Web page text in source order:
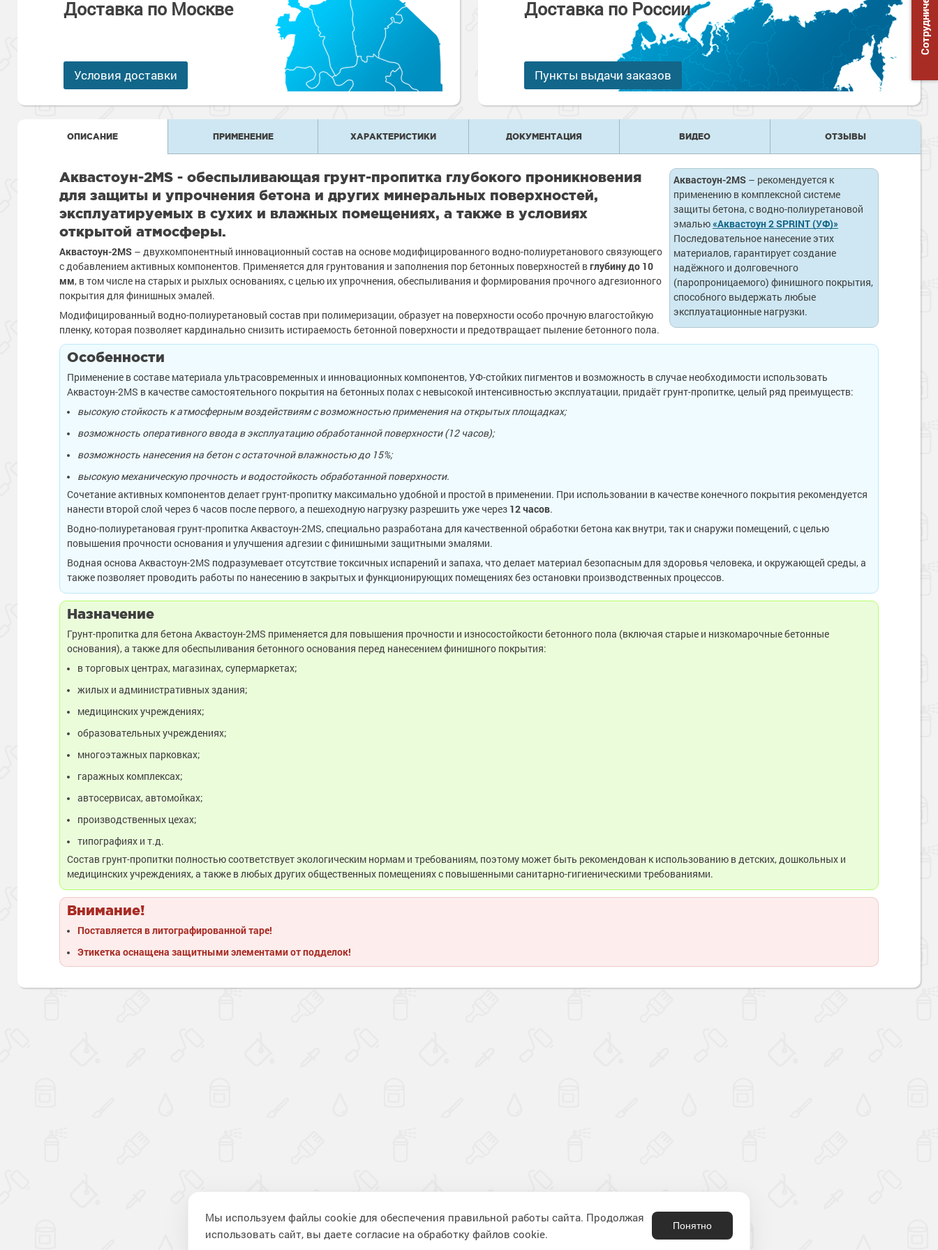
Сопутствующие товары
Промышленные
металлоконструкции
Промышленное оборудование
Промышленные ремонтные
Алюминиевые краски
Сопутствующие товары
Морозостойкие краски для
бетонных полов
Морозостойкие краски для
Морозостойкие краски для
фасада
Доставка по Москве
Условия доставки
Доставка по России
Пункты выдачи заказов
ОПИСАНИЕ ПРИМЕНЕНИЕ ХАРАКТЕРИСТИКИ ДОКУМЕНТАЦИЯ ВИДЕО ОТЗЫВЫ
Аквастоун-2MS – рекомендуется к
применению в комплексной системе
защиты бетона, с водно-полиуретановой
эмалью «Аквастоун 2 SPRINT (УФ)»
Последовательное нанесение этих
материалов, гарантирует создание
надёжного и долговечного
(паропроницаемого) финишного покрытия,
способного выдержать любые
эксплуатационные нагрузки.
Аквастоун-2MS - обеспыливающая грунт-пропитка глубокого проникновения
для защиты и упрочнения бетона и других минеральных поверхностей,
эксплуатируемых в сухих и влажных помещениях, а также в условиях
открытой атмосферы.
Аквастоун-2MS – двухкомпонентный инновационный состав на основе модифицированного водно-полиуретанового связующего
с добавлением активных компонентов. Применяется для грунтования и заполнения пор бетонных поверхностей вглубину до 10
мм, в том числе на старых и рыхлых основаниях, с целью их упрочнения, обеспыливания и формирования прочного адгезионного
покрытия для финишных эмалей.
Модифицированный водно-полиуретановый состав при полимеризации, образует на поверхности особо прочную влагостойкую
пленку, которая позволяет кардинально снизить истираемость бетонной поверхности и предотвращает пыление бетонного пола.
Особенности
Применение в составе материала ультрасовременных и инновационных компонентов, УФ-стойких пигментов и возможность в случае необходимости использовать
Аквастоун-2MS в качестве самостоятельного покрытия на бетонных полах с невысокой интенсивностью эксплуатации, придаёт грунт-пропитке, целый ряд преимуществ:
высокую стойкость к атмосферным воздействиям с возможностью применения на открытых площадках;
возможность оперативного ввода в эксплуатацию обработанной поверхности (12 часов);
возможность нанесения на бетон с остаточной влажностью до 15%;
высокую механическую прочность и водостойкость обработанной поверхности.
Сочетание активных компонентов делает грунт-пропитку максимально удобной и простой в применении. При использовании в качестве конечного покрытия рекомендуется
нанести второй слой через 6 часов после первого, а пешеходную нагрузку разрешить уже через 12 часов.
Водно-полиуретановая грунт-пропитка Аквастоун-2MS, специально разработана для качественной обработки бетона как внутри, так и снаружи помещений, с целью
повышения прочности основания и улучшения адгезии с финишными защитными эмалями.
Водная основа Аквастоун-2MS подразумевает отсутствие токсичных испарений и запаха, что делает материал безопасным для здоровья человека, и окружающей среды, а
также позволяет проводить работы по нанесению в закрытых и функционирующих помещениях без остановки производственных процессов.
Назначение
Грунт-пропитка для бетона Аквастоун-2MS применяется для повышения прочности и износостойкости бетонного пола (включая старые и низкомарочные бетонные
основания), а также для обеспыливания бетонного основания перед нанесением финишного покрытия:
в торговых центрах, магазинах, супермаркетах;
жилых и административных здания;
медицинских учреждениях;
образовательных учреждениях;
многоэтажных парковках;
гаражных комплексах;
автосервисах, автомойках;
производственных цехах;
типографиях и т.д.
Состав грунт-пропитки полностью соответствует экологическим нормам и требованиям, поэтому может быть рекомендован к использованию в детских, дошкольных и
медицинских учреждениях, а также в любых других общественных помещениях с повышенными санитарно-гигиеническими требованиями.
Внимание!
Поставляется в литографированной таре!
Этикетка оснащена защитными элементами от подделок!
Мы используем файлы cookie для обеспечения правильной работы сайта. Продолжая
использовать сайт, вы даете согласие на обработку файлов cookie.
Понятно